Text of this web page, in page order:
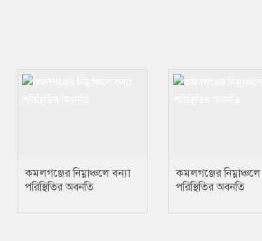
কমলগঞ্জের নিম্নাঞ্চলে বন্যা
পরিস্থিতির অবনতি
কমলগঞ্জের
পরিস্থিতির অবনতি